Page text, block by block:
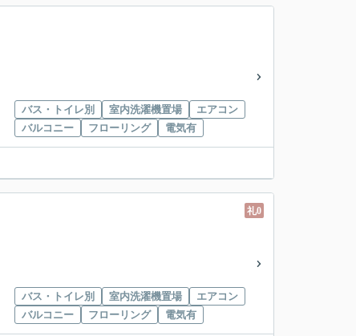
バス・トイレ別
室内洗濯機置場
エアコン
バルコニー
フローリング 電気有
礼0
バス・トイレ別
室内洗濯機置場
エアコン
バルコニー
フローリング 電気有